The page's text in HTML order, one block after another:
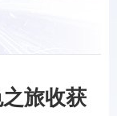
旅收获